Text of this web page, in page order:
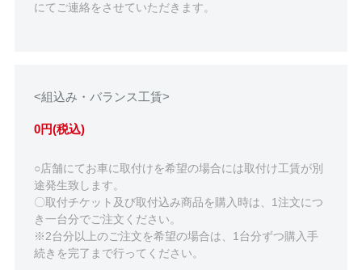
にてご連絡をさせていただきます。
<組込み・バランス工賃>
0円(税込)
○店舗にてお車に取付けを希望の場合には取付け工賃が別
途発生致します。
〇取付チケット及び取付込み商品を購入時は、1注文につ
き一台分でご注文ください。
※2台分以上のご注文を希望の場合は、1台分ずつ購入手
続きを完了まで行ってください。